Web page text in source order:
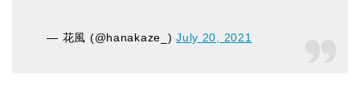
— 花風 (@hanakaze_)July 20, 2021